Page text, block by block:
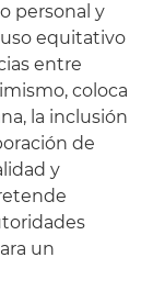
personal y
equitativo
entre
coloca
la inclusión
de
y
un